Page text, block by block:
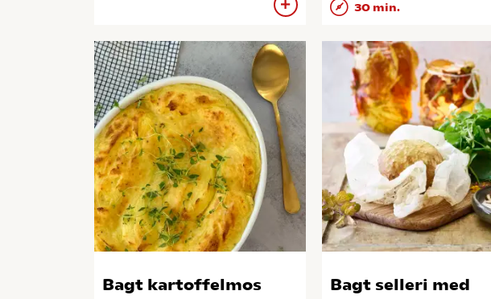
30 min.
Bagt kartoffelmos
Bagt selleri med